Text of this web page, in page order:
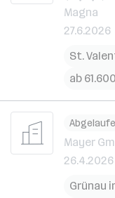
Magna
27.6.2026
St.
ab
Mayer
26.4.2026
Grünau